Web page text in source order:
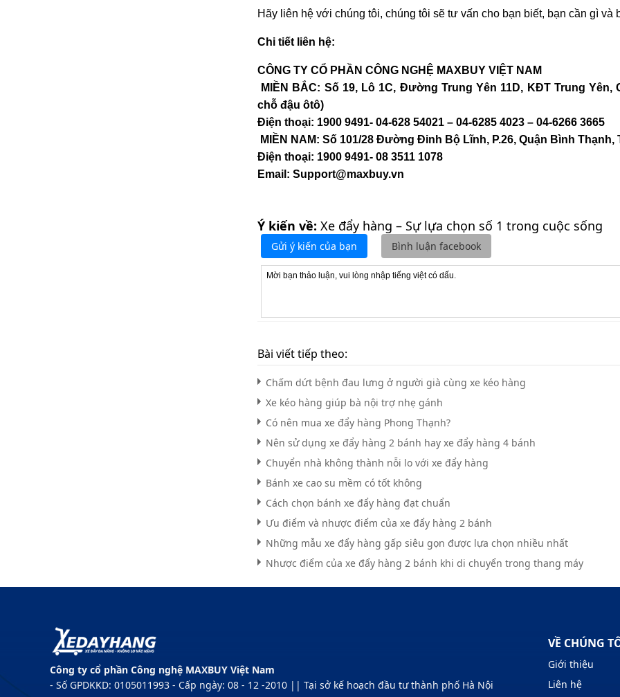
Hãy liên hệ với chúng tôi, chúng tôi sẽ tư vấn cho bạn biết, bạn cần gì
Chi tiết liên hệ:
CÔNG TY CỔ PHẦN CÔNG NGHỆ MAXBUY VIỆT NAM
MIỀN BẮC: Số 19, Lô 1C, Đường Trung Yên 11D, KĐT Trung Yên,
chỗ đậu ôtô)
Điện thoại: 1900 9491- 04-628 54021 – 04-6285 4023 – 04-6266 3665
MIỀN NAM: Số 101/28 Đường Đinh Bộ Lĩnh, P.26, Quận Bình Thạnh,
Điện thoại: 1900 9491- 08 3511 1078
Email: Support@maxbuy.vn
Ý kiến về: Xe đẩy hàng – Sự lựa chọn số 1 trong cuộc sống
Gửi ý kiến của bạn Bình luận facebook
Bài viết tiếp theo:
Chấm dứt bệnh đau lưng ở người già cùng xe kéo hàng
Xe kéo hàng giúp bà nội trợ nhẹ gánh
Có nên mua xe đẩy hàng Phong Thạnh?
Nên sử dụng xe đẩy hàng 2 bánh hay xe đẩy hàng 4 bánh
Chuyển nhà không thành nỗi lo với xe đẩy hàng
Bánh xe cao su mềm có tốt không
Cách chọn bánh xe đẩy hàng đạt chuẩn
Ưu điểm và nhược điểm của xe đẩy hàng 2 bánh
Những mẫu xe đẩy hàng gấp siêu gọn được lựa chọn nhiều nhất
Nhược điểm của xe đẩy hàng 2 bánh khi di chuyển trong thang máy
Công ty cổ phần Công nghệ MAXBUY Việt Nam
- Số GPDKKD: 0105011993 - Cấp ngày: 08 - 12 -2010 || Tại sở kế hoạch đầu tư thành phố Hà Nội
VỀ CHÚNG
Giới thiệu
Liên hệ